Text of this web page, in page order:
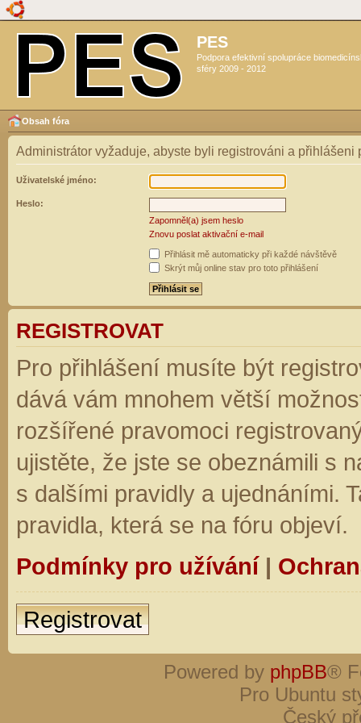
PES
Podpora efektivní spolupráce
sféry 2009 - 2012
Obsah fóra
Administrátor vyžaduje, abyste byli registrováni a přihlášeni
Uživatelské jméno:
Heslo:
Zapomněl(a) jsem heslo
Znovu poslat aktivační e-mail
Přihlásit mě automaticky při každé návštěvě
Skrýt můj online stav pro toto přihlášení
REGISTROVAT
Pro přihlášení musíte být
dává vám mnohem větší
rozšířené pravomoci
ujistěte, že jste se obeznámili s
s dalšími pravidly a ujednáními.
pravidla, která se na fóru objeví.
Podmínky pro užívání|
Registrovat
Powered by phpBB®
Pro Ubuntu
Český